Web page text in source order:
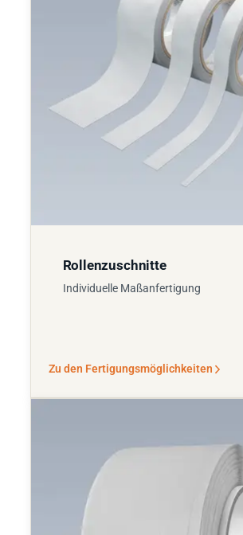
Rollenzuschnitte
Individuelle Maßanfertigung
Zu den Fertigungsmöglichkeiten